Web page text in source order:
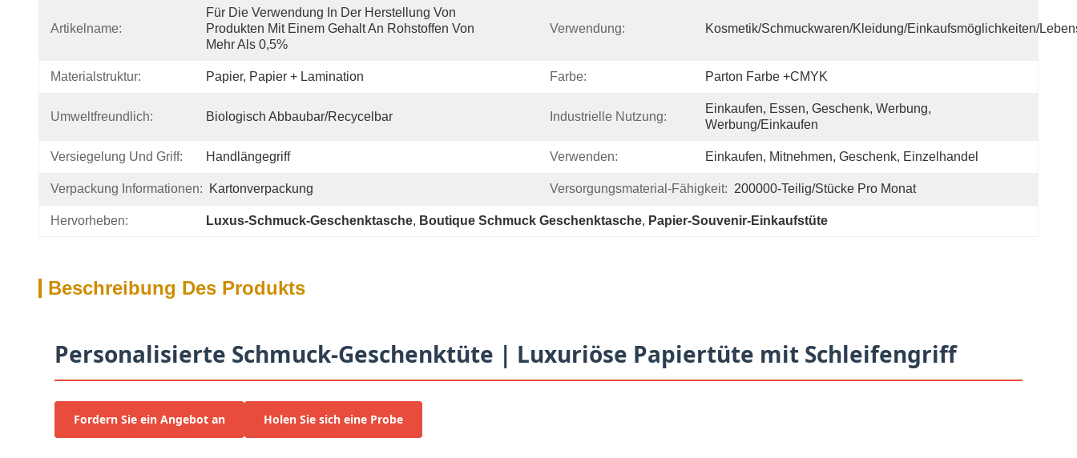
Artikelname:
Für Die Verwendung In Der Herstellung Von
Produkten Mit Einem Gehalt An Rohstoffen Von
Mehr Als 0,5%
Verwendung: Kosmetik/Schmuckwaren/Kleidung/Einkaufsmöglichkeiten/
Materialstruktur: Papier, Papier + Lamination Farbe: Parton Farbe +CMYK
Umweltfreundlich: Biologisch Abbaubar/recycelbar Industrielle Nutzung:
Einkaufen, Essen, Geschenk, Werbung,
Werbung/Einkaufen
Versiegelung Und Griff: Handlängegriff Verwenden: Einkaufen, Mitnehmen, Geschenk, Einzelhandel
Verpackung Informationen: Kartonverpackung Versorgungsmaterial-Fähigkeit: 200000-Teilig/Stücke Pro Monat
Hervorheben: Luxus-Schmuck-Geschenktasche, Boutique Schmuck Geschenktasche, Papier-Souvenir-Einkaufstüte
Beschreibung Des Produkts
Personalisierte Schmuck-Geschenktüte | Luxuriöse Papiertüte mit Schleifengriff
Fordern Sie ein Angebot an Holen Sie sich eine Probe